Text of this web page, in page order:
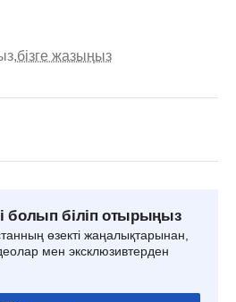
бізге жазыңыз
болып біліп отырыңыз
өзекті жаңалықтарынан,
мен эксклюзивтерден